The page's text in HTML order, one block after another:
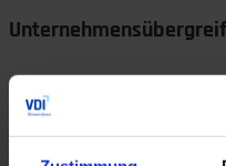
Der nächste logische
Experten sein, Digitale